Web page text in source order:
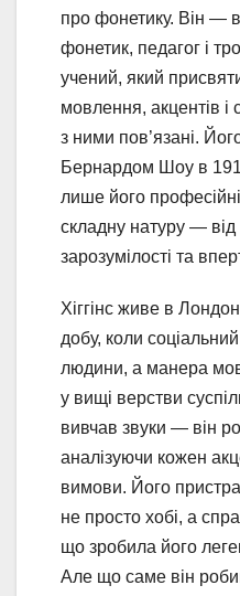
про фонетику. Він —
фонетик, педагог і
учений, який
мовлення, акцентів і
з ними пов’язані.
Бернардом Шоу в
лише його
складну натуру — від
зарозумілості та
Хіггінс живе в
добу, коли
людини, а манера
у вищі верстви
вивчав звуки — він
аналізуючи кожен
вимови. Його
не просто хобі, а
що зробила його
Але що саме він